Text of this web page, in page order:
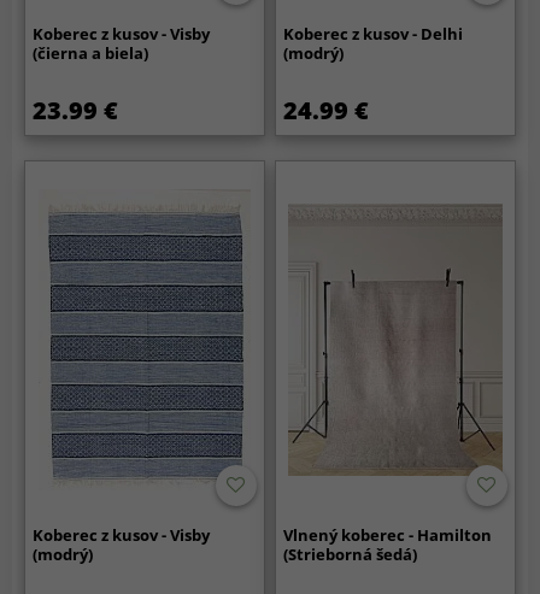
Koberec z kusov - Visby
(čierna a biela)
23.99 €
Koberec z kusov - Delhi
(modrý)
24.99 €
Koberec z kusov - Visby
(modrý)
Vlnený koberec - Hamilton
(Strieborná šedá)